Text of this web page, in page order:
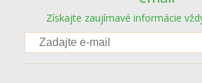
Získajte zaujímavé informácie